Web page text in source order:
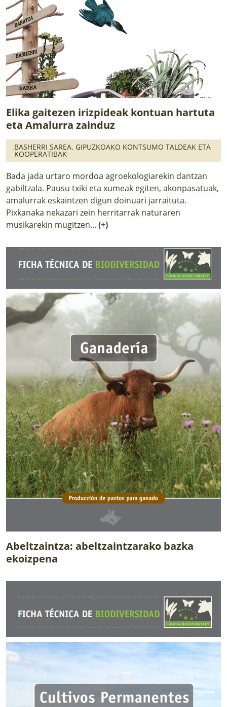
Elika gaitezen irizpideak kontuan hartuta
eta Amalurra zainduz
BASHERRI SAREA. GIPUZKOAKO KONTSUMO TALDEAK ETA
KOOPERATIBAK
Bada jada urtaro mordoa agroekologiarekin dantzan
gabiltzala. Pausu txiki eta xumeak egiten, akonpasatuak,
amalurrak eskaintzen digun doinuari jarraituta.
Pixkanaka nekazari zein herritarrak naturaren
musikarekin mugitzen... (+)
Abeltzaintza: abeltzaintzarako bazka
ekoizpena